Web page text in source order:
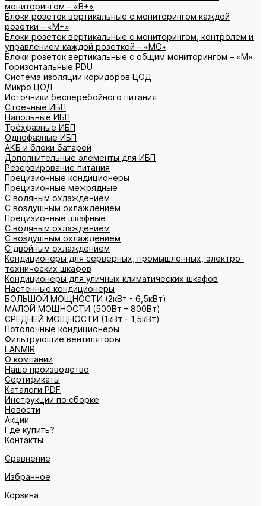
мониторингом – «В+»
Блоки розеток вертикальные с мониторингом каждой
розетки – «М+»
Блоки розеток вертикальные с мониторингом, контролем и
управлением каждой розеткой – «МС»
Блоки розеток вертикальные с общим мониторингом – «М»
Горизонтальные PDU
Система изоляции коридоров ЦОД
Микро ЦОД
Источники бесперебойного питания
Стоечные ИБП
Напольные ИБП
Трёхфазные ИБП
Однофазные ИБП
АКБ и блоки батарей
Дополнительные элементы для ИБП
Резервирование питания
Прецизионные кондиционеры
Прецизионные межрядные
С водяным охлаждением
С воздушным охлаждением
Прецизионные шкафные
С водяным охлаждением
С воздушным охлаждением
С двойным охлаждением
Кондиционеры для серверных, промышленных, электро-
технических шкафов
Кондиционеры для уличных климатических шкафов
Настенные кондиционеры
БОЛЬШОЙ МОЩНОСТИ (2кВт - 6,5кВт)
МАЛОЙ МОЩНОСТИ (500Вт – 800Вт)
СРЕДНЕЙ МОЩНОСТИ (1кВт - 1,5кВт)
Потолочные кондиционеры
Фильтрующие вентиляторы
LANMIR
О компании
Наше производство
Сертификаты
Каталоги PDF
Инструкции по сборке
Новости
Акции
Где купить?
Контакты
Сравнение
Избранное
Корзина